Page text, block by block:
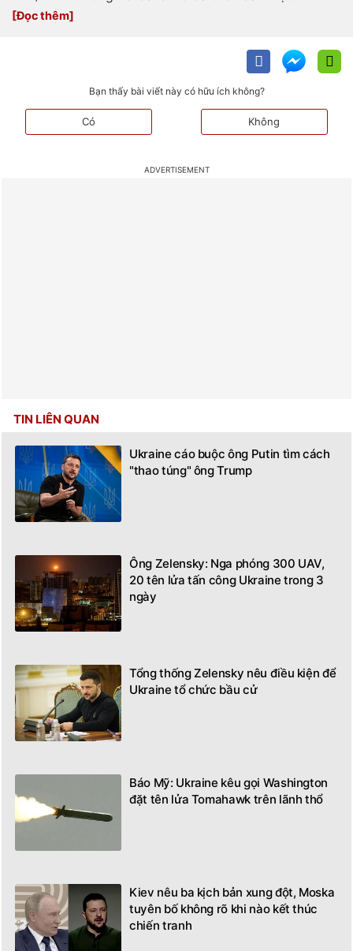
Bạn thấy bài viết này có hữu ích không?
Có Không
TIN LIÊN QUAN
Ukraine cáo buộc ông Putin tìm cách
"thao túng" ông Trump
Ông Zelensky: Nga phóng 300 UAV,
20 tên lửa tấn công Ukraine trong 3
ngày
Tổng thống Zelensky nêu điều kiện để
Ukraine tổ chức bầu cử
Báo Mỹ: Ukraine kêu gọi Washington
đặt tên lửa Tomahawk trên lãnh thổ
Kiev nêu ba kịch bản xung đột, Moska
tuyên bố không rõ khi nào kết thúc
chiến tranh